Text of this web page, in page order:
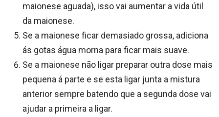
maionese aguada), isso vai aumentar a vida útil
da maionese.
Se a maionese ficar demasiado grossa, adiciona
ás gotas água morna para ficar mais suave.
Se a maionese não ligar preparar outra dose mais
pequena á parte e se esta ligar junta a mistura
anterior sempre batendo que a segunda dose vai
ajudar a primeira a ligar.